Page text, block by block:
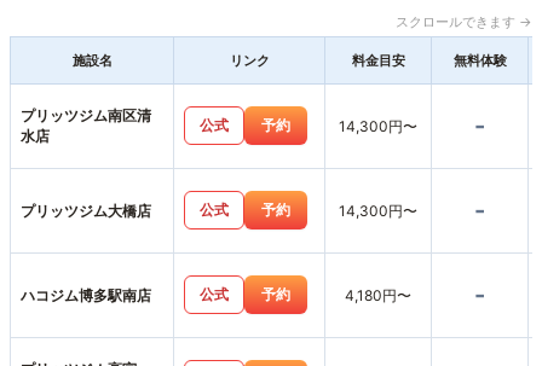
スクロールできます →
施設名 リンク 料金目安 無料体験
プリッツジム南区清
水店
公式 予約 14,300円〜 -
プリッツジム大橋店 公式 予約 14,300円〜 -
ハコジム博多駅南店 公式 予約 4,180円〜 -